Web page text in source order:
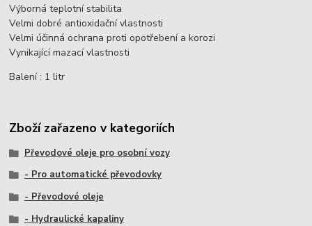
Výborná teplotní stabilita
Velmi dobré antioxidační vlastnosti
Velmi účinná ochrana proti opotřebení a korozi
Vynikající mazací vlastnosti
Balení : 1 litr
Zboží zařazeno v kategoriích
Převodové oleje pro osobní vozy
- Pro automatické převodovky
- Převodové oleje
- Hydraulické kapaliny